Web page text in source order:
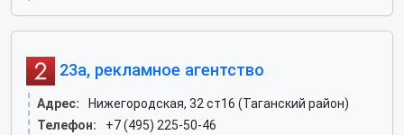
23а, рекламное агентство
Адрес:
Нижегородская, 32 ст16 (Таганский район)
Телефон:
+7 (495) 225-50-46